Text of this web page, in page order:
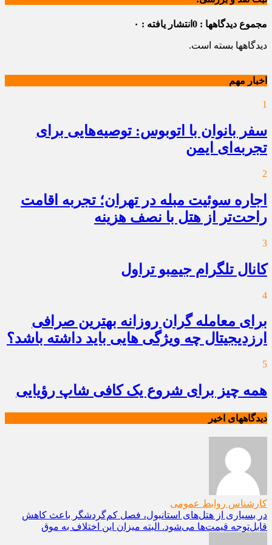
مجموع دیدگاهها : 0 انتشار یافته : ۰
دیدگاهها بسته است.
اخبار مهم
1
سفر بانوان با اتوبوس: توصیه‌هایی برای
تجربه‌ای ایمن
2
اجاره سوئیت مبله در تهران؛ تجربه اقامت
راحت‌تر از هتل با نصف هزینه
3
کانال تلگرام جیمبو تراول
4
برای معامله گران روزانه بهترین صرافی
ارزدیجیتال چه ویژگی هایی باید داشته باشد؟
5
همه چیز برای شروع یک کافی شاپ رؤیایی
دیدگاههای اخیر